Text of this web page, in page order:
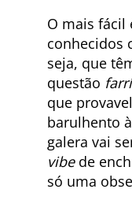
O mais fácil
conhecidos
seja, que
questão
que
barulhento
galera vai
vibede
só uma